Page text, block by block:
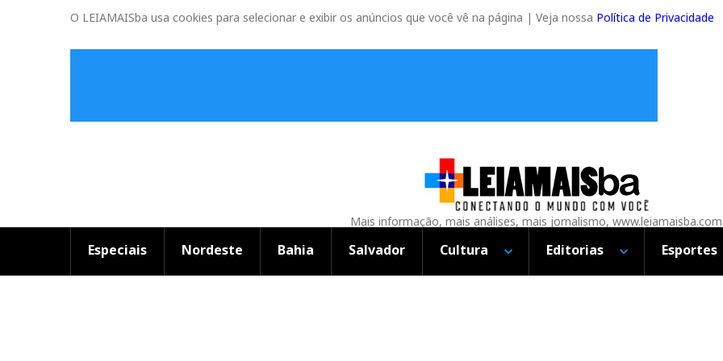
O LEIAMAISba usa cookies para selecionar e exibir os anúncios que você vê na página | Veja nossa Política de Privacidade
Mais informação, mais análises, mais jornalismo,
Especiais Nordeste Bahia Salvador Cultura Editorias Esportes